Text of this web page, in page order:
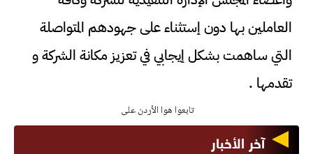
العاملين بها دون إستثناء على جهودهم المتواصلة
التي ساهمت بشكل إيجابي في تعزيز مكانة الشركة و
تقدمها .
تابعوا هوا الأردن على
آخر الأخبار